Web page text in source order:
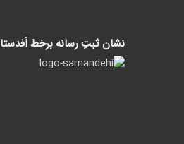
نشان ثبتِ رسانه برخط اَفدستا